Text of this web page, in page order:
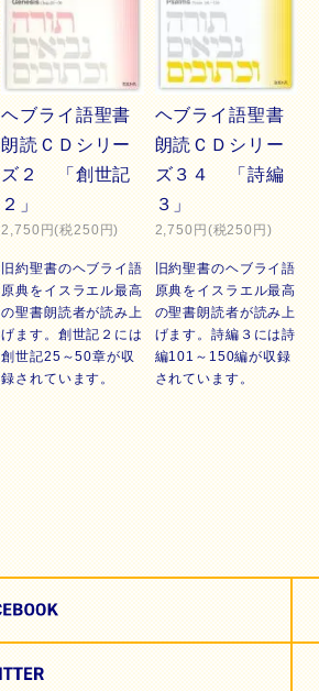
ヘブライ語聖書
朗読ＣＤシリー
ズ２ 「創世記
２」
2,750円(税250円)
旧約聖書のヘブライ語
原典をイスラエル最高
の聖書朗読者が読み上
げます。創世記２には
創世記25～50章が収
録されています。
ヘブライ語聖書
朗読ＣＤシリー
ズ３４ 「詩編
３」
2,750円(税250円)
旧約聖書のヘブライ語
原典をイスラエル最高
の聖書朗読者が読み上
げます。詩編３には詩
編101～150編が収録
されています。